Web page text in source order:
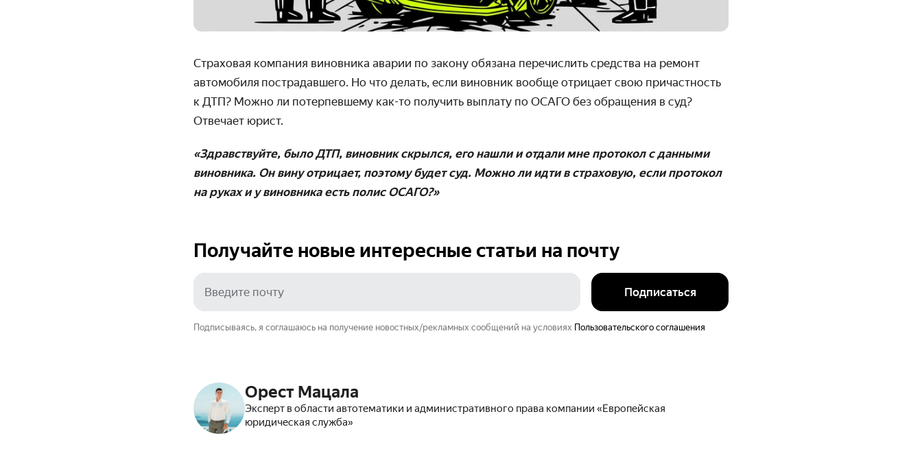
Страховая компания виновника аварии по закону обязана перечислить средства на ремонт
автомобиля пострадавшего. Но что делать, если виновник вообще отрицает свою причастность
к ДТП? Можно ли потерпевшему как-то получить выплату по ОСАГО без обращения в суд?
Отвечает юрист.
«Здравствуйте, было ДТП, виновник скрылся, его нашли и отдали мне протокол с данными
виновника. Он вину отрицает, поэтому будет суд. Можно ли идти в страховую, если протокол
на руках и у виновника есть полис ОСАГО?»
Получайте новые интересные статьи на почту
Подписаться
Подписываясь, я соглашаюсь на получение новостных/рекламных сообщений на условиях Пользовательского соглашения
Орест Мацала
Эксперт в области автотематики и административного права компании «Европейская
юридическая служба»